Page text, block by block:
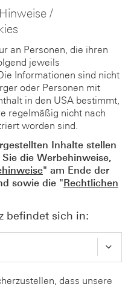
/
an Personen, die ihren
jeweils
Informationen sind nicht
oder Personen mit
in den USA bestimmt,
regelmäßig nicht nach
worden sind.
Inhalte stellen
die Werbehinweise,
" am Ende der
sowie die "Rechtlichen
befindet sich in:
dass unsere